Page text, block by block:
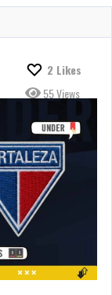
2 Likes
55 Views